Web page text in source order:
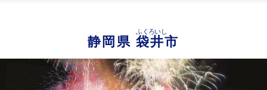
静岡県袋井市
ふくろいし